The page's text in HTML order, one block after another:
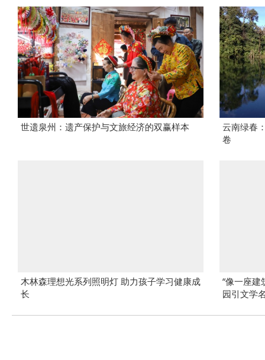
世遗泉州：遗产保护与文旅经济的双赢样本
云南绿春
卷
木林森理想光系列照明灯 助力孩子学习健康成
长
“像一座建
园引文学